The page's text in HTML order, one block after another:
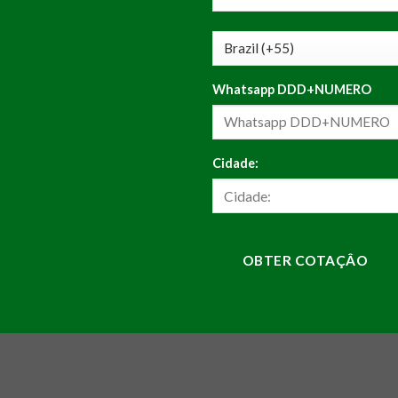
Whatsapp DDD+NUMERO
Cidade:
OBTER COTAÇÂO